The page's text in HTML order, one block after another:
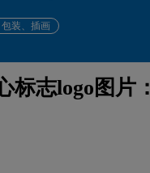
装、插画
标志logo图片：